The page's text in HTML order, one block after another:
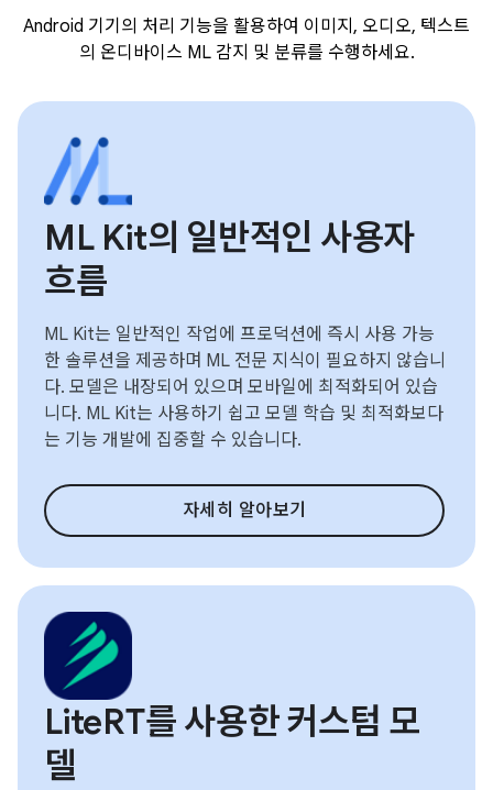
Android 기기의 처리 기능을 활용하여 이미지, 오디오, 텍스트
의 온디바이스 ML 감지 및 분류를 수행하세요.
ML Kit의 일반적인 사용자
흐름
ML Kit는 일반적인 작업에 프로덕션에 즉시 사용 가능
한 솔루션을 제공하며 ML 전문 지식이 필요하지 않습니
다. 모델은 내장되어 있으며 모바일에 최적화되어 있습
니다. ML Kit는 사용하기 쉽고 모델 학습 및 최적화보다
는 기능 개발에 집중할 수 있습니다.
자세히 알아보기
LiteRT를 사용한 커스텀 모
델